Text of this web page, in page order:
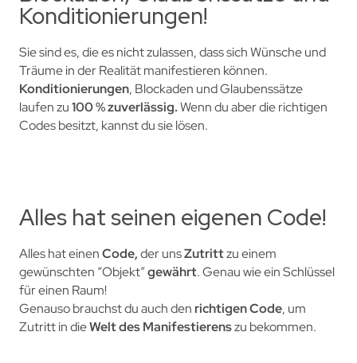
Konditionierungen!
Sie sind es, die es nicht zulassen, dass sich Wünsche und
Träume in der Realität manifestieren können.
Konditionierungen, Blockaden und Glaubenssätze
laufen zu100 % zuverlässig.Wenn du aber die richtigen
Codes besitzt, kannst du sie lösen.
Alles hat seinen eigenen Code!
Alles hat einenCode,der unsZutrittzu einem
gewünschten “Objekt”gewährt. Genauwie ein Schlüssel
für einen Raum!
Genauso brauchst du auch den richtigen Code, um
Zutritt in dieWelt des Manifestierenszu bekommen.